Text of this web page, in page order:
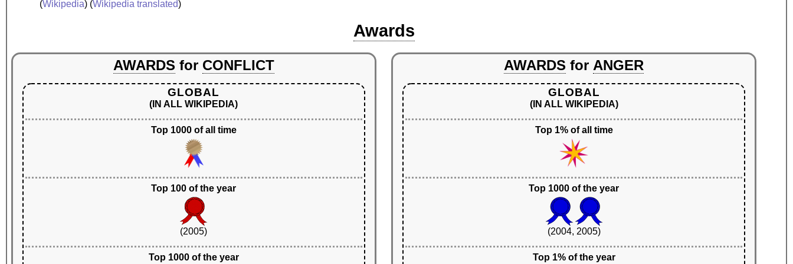
(Wikipedia) (Wikipedia translated)
Awards
AWARDS for CONFLICT
GLOBAL
(IN ALL WIKIPEDIA)
Top 1000 of all time
Top 100 of the year
(2005)
Top 1000 of the year
AWARDS for ANGER
GLOBAL
(IN ALL WIKIPEDIA)
Top 1% of all time
Top 1000 of the year
(2004, 2005)
Top 1% of the year